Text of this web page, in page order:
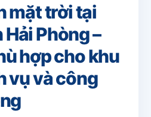
mặt trời tại
Phòng –
hợp cho khu
vụ và công